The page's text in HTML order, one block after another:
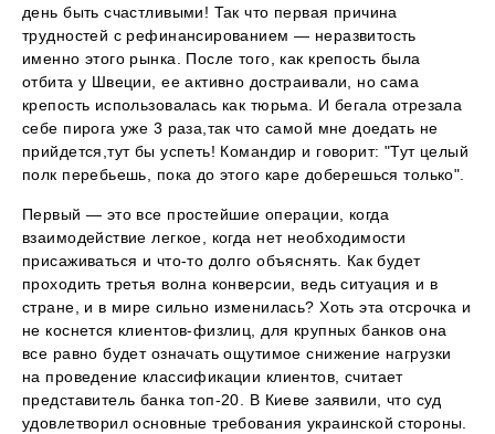
день быть счастливыми! Так что первая причина
трудностей с рефинансированием — неразвитость
именно этого рынка. После того, как крепость была
отбита у Швеции, ее активно достраивали, но сама
крепость использовалась как тюрьма. И бегала отрезала
себе пирога уже 3 раза,так что самой мне доедать не
прийдется,тут бы успеть! Командир и говорит: "Тут целый
полк перебьешь, пока до этого каре доберешься только".
Первый — это все простейшие операции, когда
взаимодействие легкое, когда нет необходимости
присаживаться и что-то долго объяснять. Как будет
проходить третья волна конверсии, ведь ситуация и в
стране, и в мире сильно изменилась? Хоть эта отсрочка и
не коснется клиентов-физлиц, для крупных банков она
все равно будет означать ощутимое снижение нагрузки
на проведение классификации клиентов, считает
представитель банка топ-20. В Киеве заявили, что суд
удовлетворил основные требования украинской стороны.